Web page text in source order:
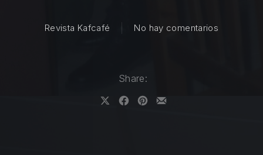
Revista Kafcafé No hay comentarios
Share: